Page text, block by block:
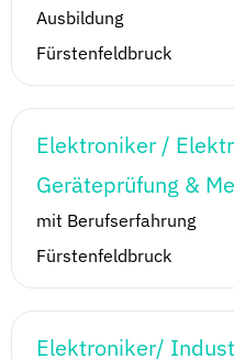
Ausbildung
Fürstenfeldbruck
Elektroniker /
Geräteprüfung &
mit Berufserfahrung
Fürstenfeldbruck
Elektroniker/